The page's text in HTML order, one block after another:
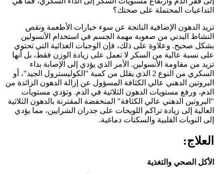
التداعيات المحتملة على صحتك؟
تزيد الدهون الإضافية الناتجة عن سوء خيارات الأطعمة ونقص
النشاط البدني من صعوبة مهمة الجسم في استخدام الأنسولين
بشكل صحيح. وعلاوة على ذلك، فإن الوجبات الغذائية التي تحتوي
على نسبة عالية من السكر لا تعمل على زيادة الوزن فقط، بل أنها
تزيد من مقاومة الأنسولين. الأمر الذي يؤدي إلى الإصابة بداء
السكري من النوع 2 الذي يقلل من كمية "الكوليسترول الجيد"، أو
البروتين الدهني عالي الكثافة المسؤول عن إزالة الدهون الزائدة من
الدم، ورفع مستويات الدهون الثلاثية في الدم. وتؤدي مستويات
"البروتين الدهني عالي الكثافة" المنخفضة المقترنة بالدهون الثلاثية
العالية إلى زيادة تراكم اللويحات على جدران الشرايين، مما يؤدي
إلى النوبات القلبية والسكتات دماغية.
العلاج:
الأكل الصحي والتغذية